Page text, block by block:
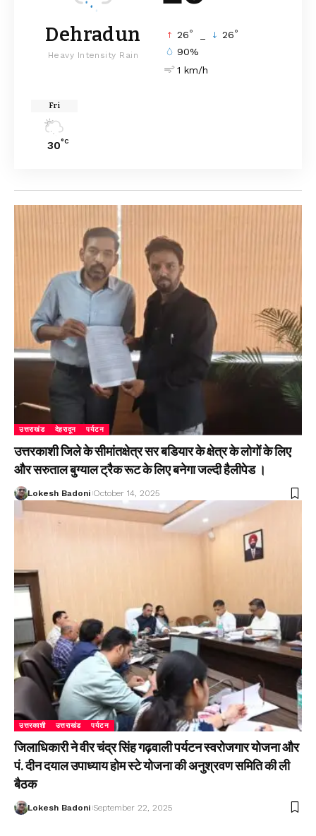
Dehradun
Heavy Intensity Rain
26° 26°
90%
1 km/h
Fri
30°C
उत्तराखंड देहरादून पर्यटन
उत्तरकाशी जिले के सीमांतक्षेत्र सर बडियार के क्षेत्र के लोगों के लिए
और सरुताल बुग्याल ट्रैक रूट के लिए बनेगा जल्दी हैलीपेड ।
Lokesh Badoni October 14, 2025
उत्तरकाशी उत्तराखंड पर्यटन
जिलाधिकारी ने वीर चंद्र सिंह गढ़वाली पर्यटन स्वरोजगार योजना और
पं. दीन दयाल उपाध्याय होम स्टे योजना की अनुश्रवण समिति की ली
बैठक
Lokesh Badoni September 22, 2025